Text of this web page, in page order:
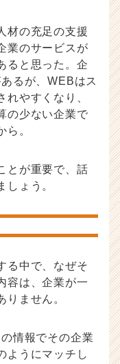
材の充足の支援
業のサービスが
ると思った。企
るが、WEBはス
れやすくなり、
の少ない企業で
ら。
とが重要で、話
しょう。
る中で、なぜそ
容は、企業が一
りません。
情報でその企業
ようにマッチし